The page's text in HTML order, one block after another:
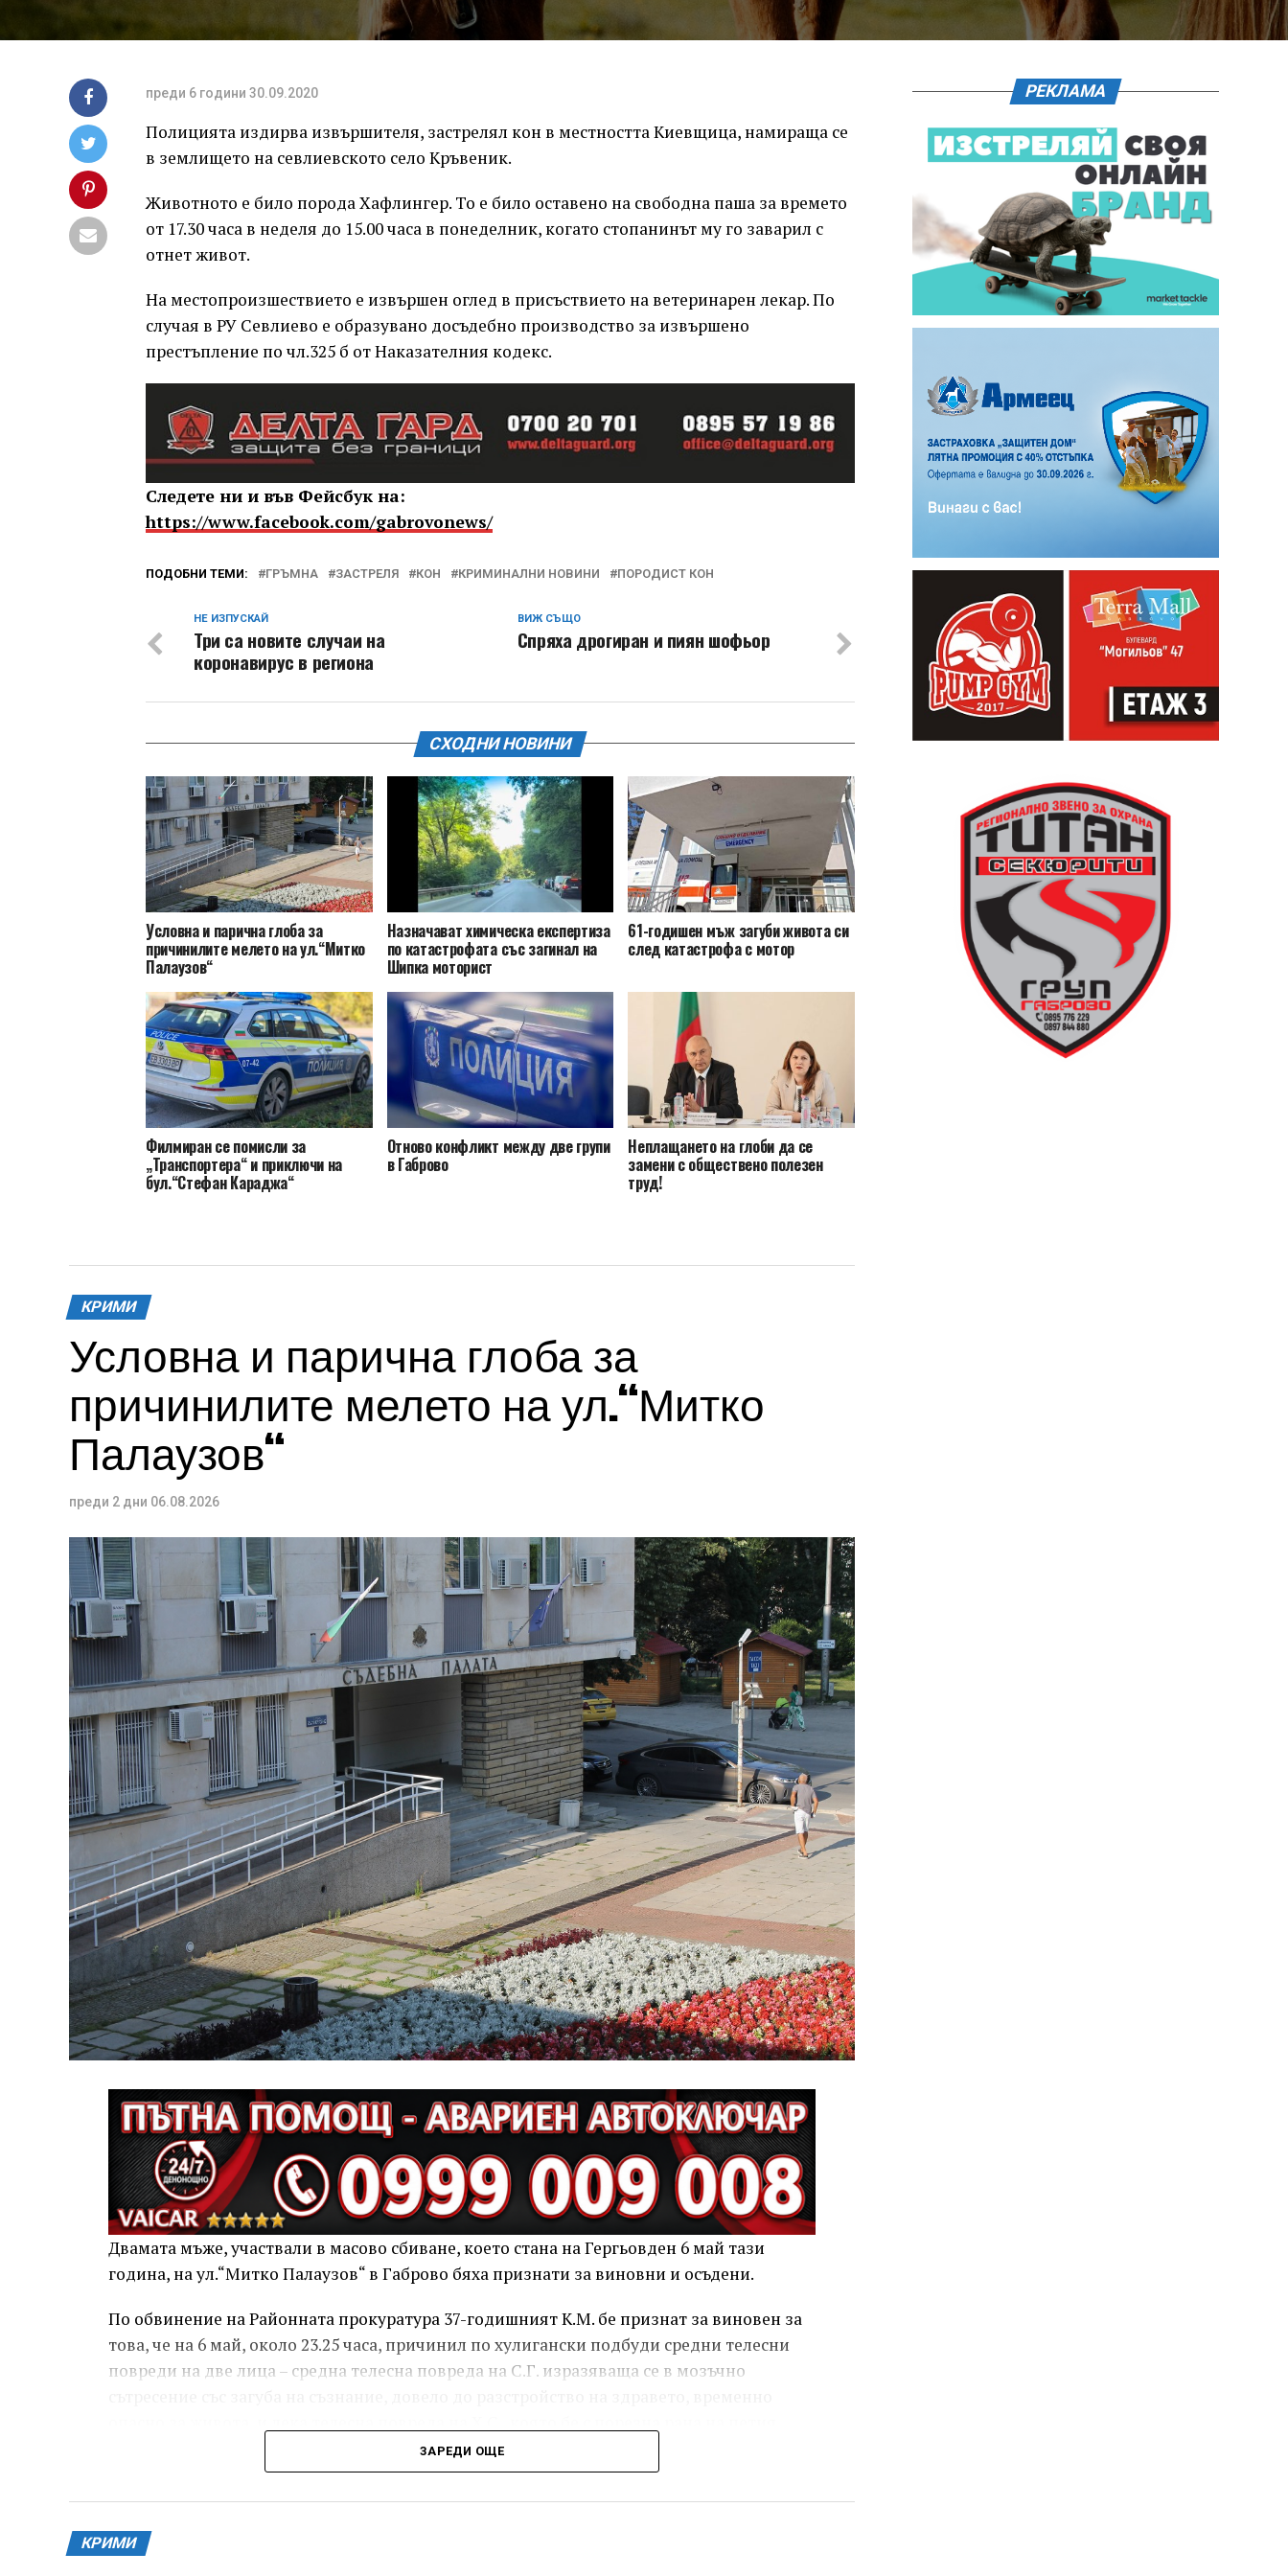
преди 6 години 30.09.2020
Полицията издирва извършителя, застрелял кон в местността Киевщица, намираща се
в землището на севлиевското село Кръвеник.
Животното е било порода Хафлингер. То е било оставено на свободна паша за времето
от 17.30 часа в неделя до 15.00 часа в понеделник, когато стопанинът му го заварил с
отнет живот.
На местопроизшествието е извършен оглед в присъствието на ветеринарен лекар. По
случая в РУ Севлиево е образувано досъдебно производство за извършено
престъпление по чл.325 б от Наказателния кодекс.
Следете ни и във Фейсбук на:
https://www.facebook.com/gabrovonews/
ПОДОБНИ ТЕМИ: ГРЪМНА ЗАСТРЕЛЯ КОН КРИМИНАЛНИ НОВИНИ ПОРОДИСТ КОН
ВИЖ СЪЩО
Спряха дрогиран и пиян шофьор
НЕ ИЗПУСКАЙ
Три са новите случаи на
коронавирус в региона
СХОДНИ НОВИНИ
Условна и парична глоба за
причинилите мелето на ул.“Митко
Палаузов“
Назначават химическа експертиза
по катастрофата със загинал на
Шипка моторист
61-годишен мъж загуби живота си
след катастрофа с мотор
Филмиран се помисли за
„Транспортера“ и приключи на
бул.“Стефан Караджа“
Отново конфликт между две групи
в Габрово
Неплащането на глоби да се
замени с обществено полезен
труд!
КРИМИ
Условна и парична глоба за
причинилите мелето на ул.“Митко
Палаузов“
преди 2 дни 06.08.2026
Двамата мъже, участвали в масово сбиване, което стана на Гергьовден 6 май тази
година, на ул.“Митко Палаузов“ в Габрово бяха признати за виновни и осъдени.
По обвинение на Районната прокуратура 37-годишният К.М. бе признат за виновен за
това, че на 6 май, около 23.25 часа, причинил по хулигански подбуди средни телесни
повреди на две лица – средна телесна повреда на С.Г. изразяваща се в мозъчно
пръст на дясната ръка, довела до разстройство на здравето, неопасно за живота.
месеца.
ЗАРЕДИ ОЩЕ
КРИМИ
РЕКЛАМА